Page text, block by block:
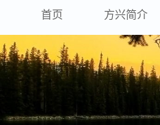
首页 方兴简介